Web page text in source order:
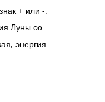
+ или -.
Луны со
энергия